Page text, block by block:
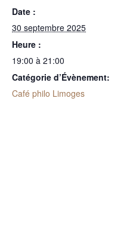
Date :
30 septembre 2025
Heure :
19:00 à 21:00
Catégorie d’Évènement:
Café philo Limoges